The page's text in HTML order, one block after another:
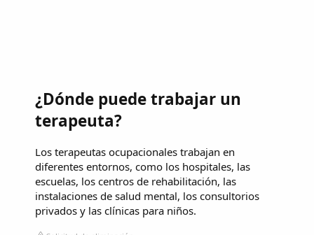
¿Dónde puede trabajar un
terapeuta?
Los terapeutas ocupacionales trabajan en
diferentes entornos, como los hospitales, las
escuelas, los centros de rehabilitación, las
instalaciones de salud mental, los consultorios
privados y las clínicas para niños.